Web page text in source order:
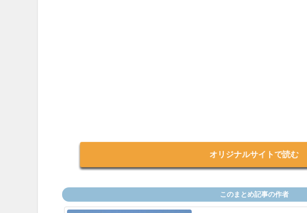
オリジナルサイトで読む
このまとめ記事の作者